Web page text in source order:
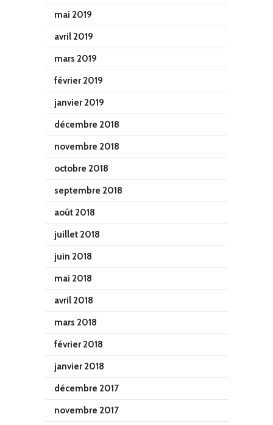
mai 2019
avril 2019
mars 2019
février 2019
janvier 2019
décembre 2018
novembre 2018
octobre 2018
septembre 2018
août 2018
juillet 2018
juin 2018
mai 2018
avril 2018
mars 2018
février 2018
janvier 2018
décembre 2017
novembre 2017